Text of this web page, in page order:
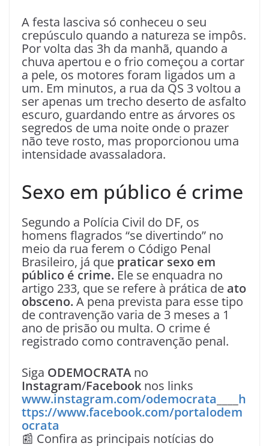
A festa lasciva só conheceu o seu
crepúsculo quando a natureza se impôs.
Por volta das 3h da manhã, quando a
chuva apertou e o frio começou a cortar
a pele, os motores foram ligados um a
um. Em minutos, a rua da QS 3 voltou a
ser apenas um trecho deserto de asfalto
escuro, guardando entre as árvores os
segredos de uma noite onde o prazer
não teve rosto, mas proporcionou uma
intensidade avassaladora.
Sexo em público é crime
Segundo a Polícia Civil do DF, os
homens flagrados “se divertindo” no
meio da rua ferem o Código Penal
Brasileiro, já que praticar sexo em
público é crime. Ele se enquadra no
artigo 233, que se refere à prática de ato
obsceno.A pena prevista para esse tipo
de contravenção varia de 3 meses a 1
ano de prisão ou multa. O crime é
registrado como contravenção penal.
Siga ODEMOCRATA no
Instagram/Facebook nos links
www.instagram.com/odemocrata
h
ttps://www.facebook.com/portalodem
ocrata
📰 Confira as principais notícias do